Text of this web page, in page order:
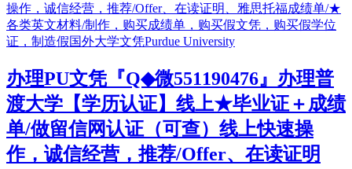
办理PU文凭『Q◆微551190476』办理普
渡大学【学历认证】线上★毕业证＋成绩
单/做留信网认证（可查）线上快速操
作，诚信经营，推荐/Offer、在读证明